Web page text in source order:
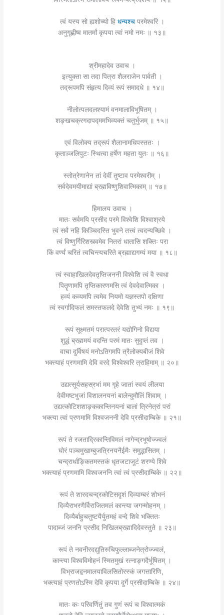
त्वं यस्य सो ह्यशोच्यो हि धन्यश्च परमेश्वरि ।
अनुगृह्णीष्व मातर्मां कृपया त्वां नमो नमः ॥ १३॥
श्रीमहादेव उवाच ।
इत्युक्ता सा तदा पित्रा शैलराजेन पार्वती ।
तद्रूपमपि संहृत्य दिव्यं रूपं समादधे ॥ १४॥
नीलोत्पलदलश्यामं वनमालाविभूषितम् ।
शङ्खचक्रगदापद्ममभिव्यक्तं चतुर्भुजम् ॥ १५॥
एवं विलोक्य तद्रूपं शैलानामधिपस्ततः ।
कृताञ्जलिपुटः स्थित्वा हर्षेण महता युतः ॥ १६॥
स्तोत्रेणानेन तां देवीं तुष्टाव परमेश्वरीम् ।
सर्वदेवमयीमाद्यां ब्रह्मविष्णुशिवात्मिकाम् ॥ १७॥
हिमालय उवाच ।
मातः सर्वमयि प्रसीद परमे विश्वेशि विश्वाश्रये
त्वं सर्वं नहि किञ्चिदस्ति भुवने तत्त्वं त्वदन्यच्छिवे ।
त्वं विष्णुर्गिरिशस्त्वमेव नितरां धातासि शक्तिः परा
किं वर्ण्यं चरितं त्वचिन्त्यचरिते ब्रह्माद्यगम्यं मया ॥ १८॥
त्वं स्वाहाखिलदेवतृप्तिजननी विश्वेशि त्वं वै स्वधा
पितॄणामपि तृप्तिकारणमसि त्वं देवदेवात्मिका ।
हव्यं कव्यमपि त्वमेव नियमो यज्ञस्तपो दक्षिणा
त्वं स्वर्गादिफलं समस्तफलदे देवेशि तुभ्यं नमः ॥ १९॥
रूपं सूक्ष्मतमं परात्परतरं यद्योगिनो विद्यया
शुद्धं ब्रह्ममयं वदन्ति परमं मातः सुदृप्तं तव ।
वाचा दुर्विषयं मनोऽतिगमपि त्रैलोक्यबीजं शिवे
भक्त्याहं प्रणमामि देवि वरदे विश्वेश्वरि त्राहिमाम् ॥ २०॥
उद्यत्सूर्यसहस्रभां मम गृहे जातां स्वयं लीलया
देवीमष्टभुजां विशालनयनां बालेन्दुमौलिं शिवाम् ।
उद्यत्कोटिशशाङ्ककान्तिनयनां बालां त्रिनेत्रां परां
भक्त्या त्वां प्रणमामि विश्वजननी देवि प्रसीदाम्बिके ॥ २१॥
रूपं ते रजताद्रिकान्तिविमलं नागेन्द्रभूषोज्ज्वलं
घोरं पञ्चमुखाम्बुजत्रिनयनैईमैः समुद्भासितम् ।
चन्द्रार्धाङ्कितमस्तकं धृतजटाजूटं शरण्ये शिवे
भक्त्याहं प्रणमामि विश्वजननि त्वां त्वं प्रसीदाम्बिके ॥ २२॥
रूपं ते शारदचन्द्रकोटिसदृशं दिव्याम्बरं शोभनं
दिव्यैराभरणैर्विराजितमलं कान्त्या जगन्मोहनम् ।
दिव्यैर्बाहुचतुष्टयैर्युतमहं वन्दे शिवे भक्तितः
पादाब्जं जननि प्रसीद निखिलब्रह्मादिदेवस्तुते ॥ २३॥
रूपं ते नवनीरदद्युतिरुचिफुल्लाब्जनेत्रोज्ज्वलं,
कान्त्या विश्वविमोहनं स्मितमुखं रत्नाङ्गदैर्भूषितम् ।
विभ्राजद्वनमालयाविलसितोरस्कं जगत्तारिणि,
भक्त्याहं प्रणतोऽस्मि देवि कृपया दुर्गे प्रसीदाम्बिके ॥ २४॥
मातः कः परिवर्णितुं तव गुणं रूपं च विश्वात्मकं